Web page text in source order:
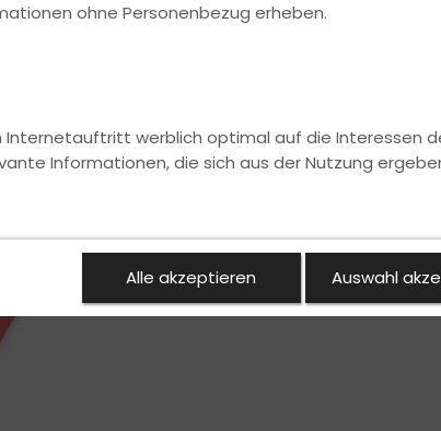
ohne Personenbezug erheben.
Internetauftritt werblich optimal auf die Interessen
Informationen, die sich aus der Nutzung
Alle akzeptieren Auswahl